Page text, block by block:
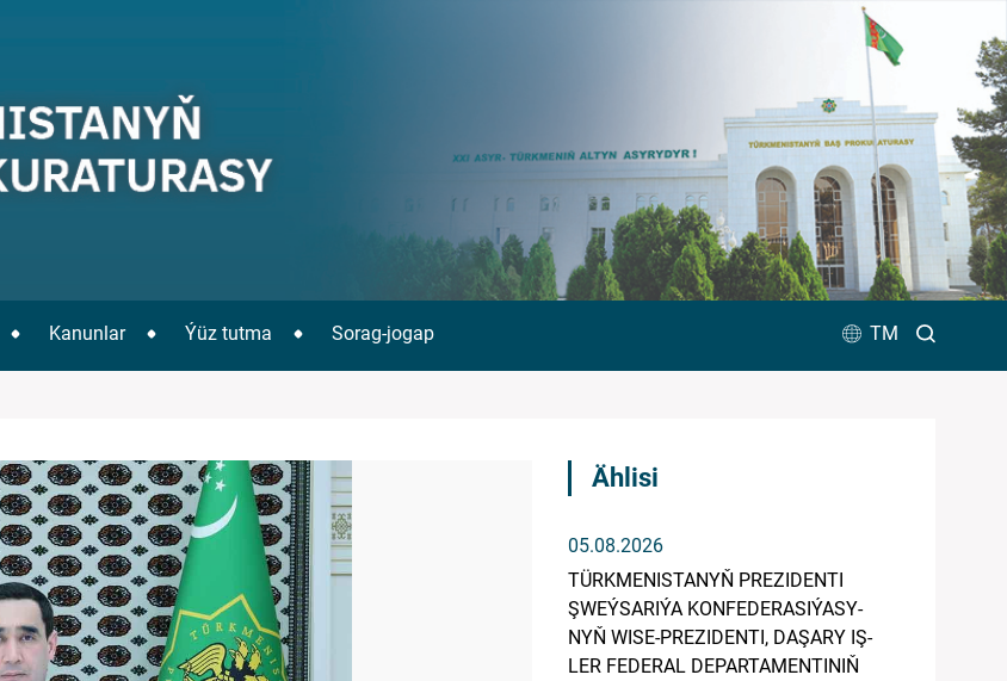
Kanunlar Ýüz tutma Sorag-jogap TM
Ählisi
05.08.2026
TÜRK­ME­NIS­TA­NYŇ PREZIDENTI
ŞWEÝ­SA­RI­ÝA KON­FE­DE­RA­SI­ÝA­SY­
NYŇ WI­SE-PREZIDENTI, DA­ŞA­RY IŞ­
LER FE­DE­RAL DE­PAR­TA­MEN­TI­NIŇ